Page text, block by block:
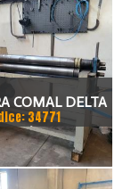
COMAL DELTA
105/11
34771